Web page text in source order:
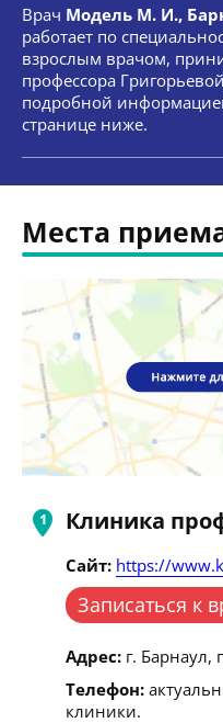
Врач Модель М. И.,
работает по
взрослым врачом,
профессора
подробной
странице ниже.
Места
Клиника
Сайт: https://
Записаться к
Адрес: г. Барнаул,
Телефон:
клиники.